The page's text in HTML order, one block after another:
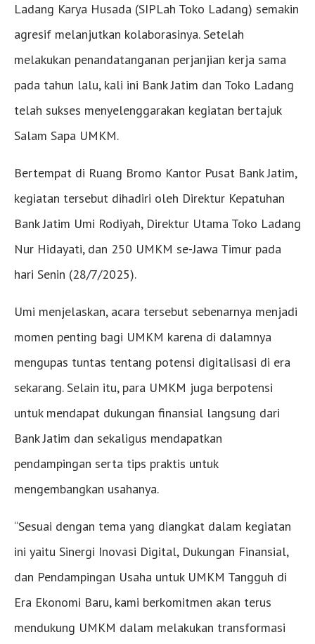
Ladang Karya Husada (SIPLah Toko Ladang) semakin
agresif melanjutkan kolaborasinya. Setelah
melakukan penandatanganan perjanjian kerja sama
pada tahun lalu, kali ini Bank Jatim dan Toko Ladang
telah sukses menyelenggarakan kegiatan bertajuk
Salam Sapa UMKM.
Bertempat di Ruang Bromo Kantor Pusat Bank Jatim,
kegiatan tersebut dihadiri oleh Direktur Kepatuhan
Bank Jatim Umi Rodiyah, Direktur Utama Toko Ladang
Nur Hidayati, dan 250 UMKM se-Jawa Timur pada
hari Senin (28/7/2025).
Umi menjelaskan, acara tersebut sebenarnya menjadi
momen penting bagi UMKM karena di dalamnya
mengupas tuntas tentang potensi digitalisasi di era
sekarang. Selain itu, para UMKM juga berpotensi
untuk mendapat dukungan finansial langsung dari
Bank Jatim dan sekaligus mendapatkan
pendampingan serta tips praktis untuk
mengembangkan usahanya.
“Sesuai dengan tema yang diangkat dalam kegiatan
ini yaitu Sinergi Inovasi Digital, Dukungan Finansial,
dan Pendampingan Usaha untuk UMKM Tangguh di
Era Ekonomi Baru, kami berkomitmen akan terus
mendukung UMKM dalam melakukan transformasi